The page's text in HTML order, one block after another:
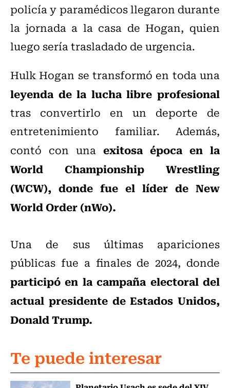
policía y paramédicos llegaron durante
la jornada a la casa de Hogan, quien
luego sería trasladado de urgencia.
Hulk Hogan se transformó en toda una
leyenda de la lucha libre profesional
tras convertirlo en un deporte de
entretenimiento familiar. Además,
contó con una exitosa época en la
World Championship Wrestling
(WCW), donde fue el líder de New
World Order (nWo).
Una de sus últimas apariciones
públicas fue a finales de 2024, donde
participó en la campaña electoral del
actual presidente de Estados Unidos,
Donald Trump.
Te puede interesar